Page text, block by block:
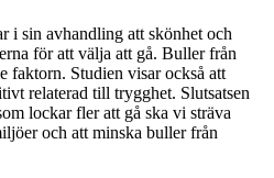
i sin avhandling att skönhet och
för att välja att gå. Buller från
faktorn. Studien visar också att
relaterad till trygghet. Slutsatsen
lockar fler att gå ska vi sträva
och att minska buller från